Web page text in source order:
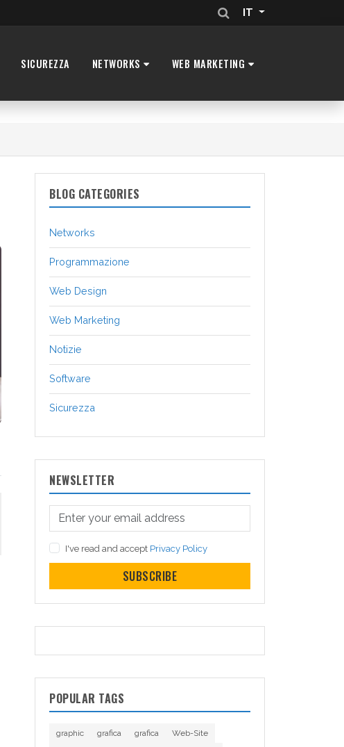
IT
SICUREZZA NETWORKS WEB MARKETING
BLOG CATEGORIES
Networks
Programmazione
Web Design
Web Marketing
Notizie
Software
Sicurezza
NEWSLETTER
I've read and accept Privacy Policy
SUBSCRIBE
POPULAR TAGS
graphic grafica grafica
Web-Site